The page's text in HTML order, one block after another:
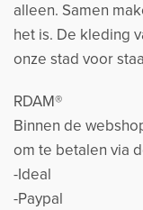
alleen. Samen
het is. De kleding
onze stad voor
RDAM®
Binnen de
om te betalen via
-Ideal
-Paypal